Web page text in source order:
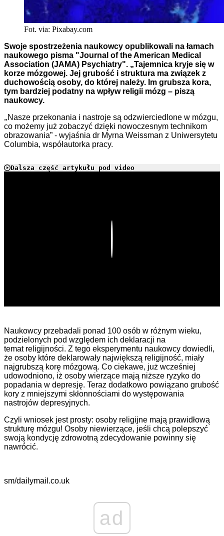
Fot. via: Pixabay.com
Swoje spostrzeżenia naukowcy opublikowali na łamach
naukowego pisma "Journal of the American Medical
Association (JAMA) Psychiatry". „Tajemnica kryje się w
korze mózgowej. Jej grubość i struktura ma związek z
duchowością osoby, do której należy. Im grubsza kora,
tym bardziej podatny na wpływ religii mózg – piszą
naukowcy.
„Nasze przekonania i nastroje są odzwierciedlone w mózgu,
co możemy już zobaczyć dzięki nowoczesnym technikom
obrazowania” - wyjaśnia dr Myrna Weissman z Uniwersytetu
Columbia, współautorka pracy.
Dalsza część artykułu pod video
Naukowcy przebadali ponad 100 osób w różnym wieku,
podzielonych pod względem ich deklaracji na
temat religijności. Z tego eksperymentu naukowcy dowiedli,
że osoby które deklarowały największą religijność, miały
najgrubszą korę mózgową. Co ciekawe, już wcześniej
udowodniono, iż osoby wierzące mają niższe ryzyko do
popadania w depresję. Teraz dodatkowo powiązano grubość
kory z mniejszymi skłonnościami do występowania
nastrojów depresyjnych.
Czyli wniosek jest prosty: osoby religijne mają prawidłową
strukturę mózgu! Osoby niewierzące, jeśli chcą polepszyć
swoją kondycję zdrowotną zdecydowanie powinny się
nawrócić.
sm/dailymail.co.uk
ad